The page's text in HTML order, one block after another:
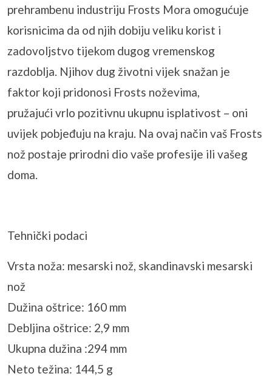
prehrambenu industriju Frosts Mora omogućuje
korisnicima da od njih dobiju veliku korist i
zadovoljstvo tijekom dugog vremenskog
razdoblja. Njihov dug životni vijek snažan je
faktor koji pridonosi Frosts noževima,
pružajući vrlo pozitivnu ukupnu isplativost – oni
uvijek pobjeđuju na kraju. Na ovaj način vaš Frosts
nož postaje prirodni dio vaše profesije ili vašeg
doma.
Tehnički podaci
Vrsta noža: mesarski nož, skandinavski mesarski
nož
Dužina oštrice: 160 mm
Debljina oštrice: 2,9 mm
Ukupna dužina :294 mm
Neto težina: 144,5 g